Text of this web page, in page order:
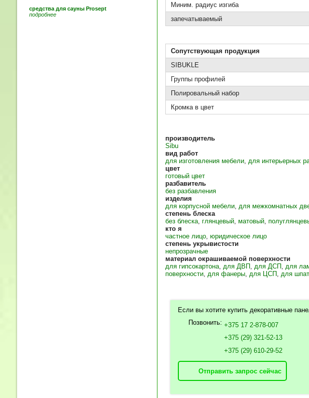
средства для сауны Prosept
подробнее
Миним. радиус изгиба
запечатываемый
Сопутствующая продукция
SIBUKLE
Группы профилей
Полировальный набор
Кромка в цвет
производитель
Sibu
вид работ
для изготовления мебели для интерьерных
цвет
готовый цвет
разбавитель
без разбавления
изделия
для корпусной мебели для межкомнатных
степень блеска
без блеска глянцевый матовый
кто я
частное лицо юридическое лицо
степень укрывистости
непрозрачные
материал окрашиваемой поверхности
для гипсокартона для ДВП для ДСП для
поверхности для фанеры для ЦСП для
Если вы хотите купить декоративные
Позвонить: +375 17 2-878-007
+375 (29) 321-52-13
+375 (29) 610-29-52
Отправить запрос сейчас